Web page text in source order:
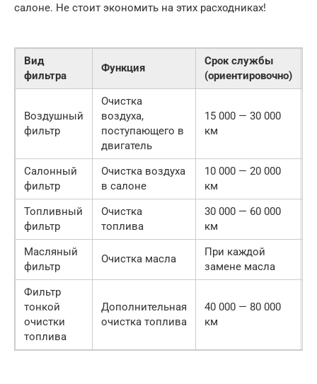
салоне. Не стоит экономить на этих расходниках!
Вид
фильтра
Функция
Срок службы
(ориентировочно)
Воздушный
фильтр
Очистка
воздуха,
поступающего в
двигатель
15 000 — 30 000
км
Салонный
фильтр
Очистка воздуха
в салоне
10 000 — 20 000
км
Топливный
фильтр
Очистка
топлива
30 000 — 60 000
км
Масляный
фильтр
Очистка масла
При каждой
замене масла
Фильтр
тонкой
очистки
топлива
Дополнительная
очистка топлива
40 000 — 80 000
км